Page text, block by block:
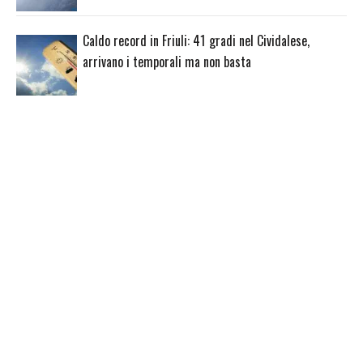
Caldo record in Friuli: 41 gradi nel Cividalese,
arrivano i temporali ma non basta